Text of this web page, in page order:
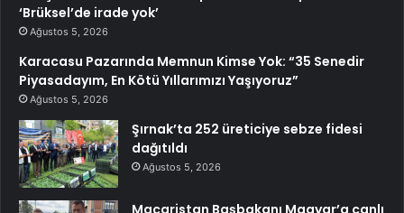
‘Brüksel’de irade yok’
Ağustos 5, 2026
Karacasu Pazarında Memnun Kimse Yok: “35 Senedir
Piyasadayım, En Kötü Yıllarımızı Yaşıyoruz”
Ağustos 5, 2026
Şırnak’ta 252 üreticiye sebze fidesi
dağıtıldı
Ağustos 5, 2026
Macaristan Başbakanı Magyar’a canlı